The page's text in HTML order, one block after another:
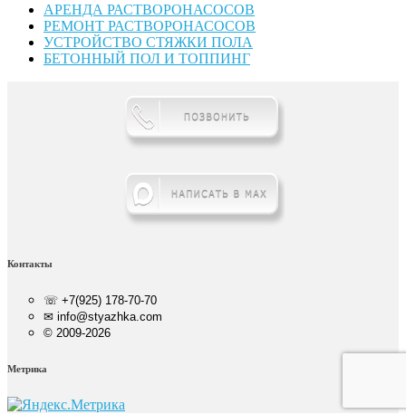
АРЕНДА РАСТВОРОНАСОСОВ
РЕМОНТ РАСТВОРОНАСОСОВ
УСТРОЙСТВО СТЯЖКИ ПОЛА
БЕТОННЫЙ ПОЛ И ТОППИНГ
Контакты
☏ +7(925) 178-70-70
✉ info@styazhka.com
© 2009-2026
Метрика